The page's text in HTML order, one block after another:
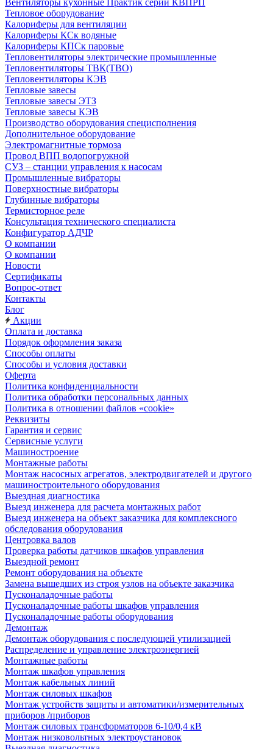
Вентиляторы кухонные Практик серии КВПРП
Тепловое оборудование
Калориферы для вентиляции
Калориферы КСк водяные
Калориферы КПСк паровые
Тепловентиляторы электрические промышленные
Тепловентиляторы ТВК(ТВО)
Тепловентиляторы КЭВ
Тепловые завесы
Тепловые завесы ЭТЗ
Тепловые завесы КЭВ
Производство оборудования специсполнения
Дополнительное оборудование
Электромагнитные тормоза
Провод ВПП водопогружной
СУЗ – станции управления к насосам
Промышленные вибраторы
Поверхностные вибраторы
Глубинные вибраторы
Термисторное реле
Консультация технического специалиста
Конфигуратор АДЧР
О компании
О компании
Новости
Сертификаты
Вопрос-ответ
Контакты
Блог
Акции
Оплата и доставка
Порядок оформления заказа
Способы оплаты
Способы и условия доставки
Оферта
Политика конфиденциальности
Политика обработки персональных данных
Политика в отношении файлов «cookie»
Реквизиты
Гарантия и сервис
Сервисные услуги
Машиностроение
Монтажные работы
Монтаж насосных агрегатов, электродвигателей и другого
машиностроительного оборудования
Выездная диагностика
Выезд инженера для расчета монтажных работ
Выезд инженера на объект заказчика для комплексного
обследования оборудования
Центровка валов
Проверка работы датчиков шкафов управления
Выездной ремонт
Ремонт оборудования на объекте
Замена вышедших из строя узлов на объекте заказчика
Пусконаладочные работы
Пусконаладочные работы шкафов управления
Пусконаладочные работы оборудования
Демонтаж
Демонтаж оборудования с последующей утилизацией
Распределение и управление электроэнергией
Монтажные работы
Монтаж шкафов управления
Монтаж кабельных линий
Монтаж силовых шкафов
Монтаж устройств защиты и автоматики/измерительных
приборов /приборов
Монтаж силовых трансформаторов 6-10/0,4 кВ
Монтаж низковольтных электроустановок